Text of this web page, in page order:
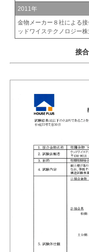
2011年
金物メーカー８社による
ッドワイステクノロジー
接